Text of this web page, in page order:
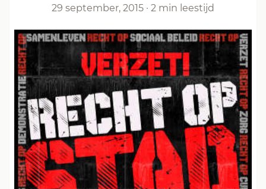
29 september, 2015 · 2 min leestijd